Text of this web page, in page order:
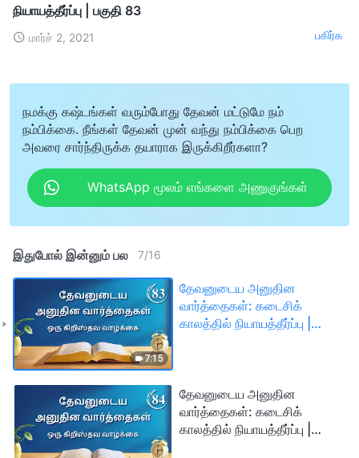
நியாயத்தீர்ப்பு | பகுதி 83
மார்ச் 2, 2021 பகிர்க
நமக்கு கஷ்டங்கள் வரும்போது தேவன் மட்டுமே நம்
நம்பிக்கை. நீங்கள் தேவன் முன் வந்து நம்பிக்கை பெற
அவரை சார்ந்திருக்க தயாராக இருக்கிறீர்களா?
WhatsApp மூலம் எங்களை அணுகுங்கள்
இதுபோல் இன்னும் பல 7/16
7:15
தேவனுடைய அனுதின
வார்த்தைகள்: கடைசிக்
காலத்தில் நியாயத்தீர்ப்பு |
தேவனுடைய அனுதின
வார்த்தைகள்: கடைசிக்
காலத்தில் நியாயத்தீர்ப்பு |